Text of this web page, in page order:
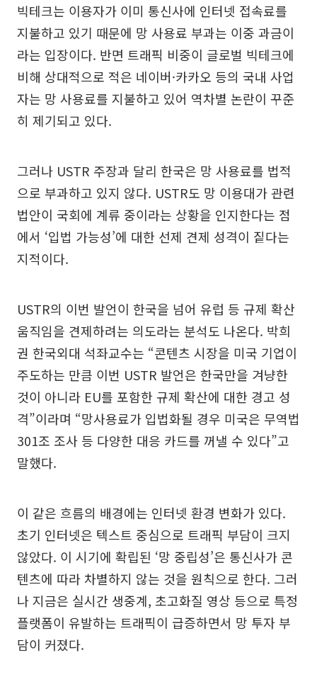
빅테크는 이용자가 이미 통신사에 인터넷 접속료를
지불하고 있기 때문에 망 사용료 부과는 이중 과금이
라는 입장이다. 반면 트래픽 비중이 글로벌 빅테크에
비해 상대적으로 적은 네이버·카카오 등의 국내 사업
자는 망 사용료를 지불하고 있어 역차별 논란이 꾸준
히 제기되고 있다.
그러나 USTR 주장과 달리 한국은 망 사용료를 법적
으로 부과하고 있지 않다. USTR도 망 이용대가 관련
법안이 국회에 계류 중이라는 상황을 인지한다는 점
에서 ‘입법 가능성’에 대한 선제 견제 성격이 짙다는
지적이다.
USTR의 이번 발언이 한국을 넘어 유럽 등 규제 확산
움직임을 견제하려는 의도라는 분석도 나온다. 박희
권 한국외대 석좌교수는 “콘텐츠 시장을 미국 기업이
주도하는 만큼 이번 USTR 발언은 한국만을 겨냥한
것이 아니라 EU를 포함한 규제 확산에 대한 경고 성
격”이라며 “망사용료가 입법화될 경우 미국은 무역법
301조 조사 등 다양한 대응 카드를 꺼낼 수 있다”고
말했다.
이 같은 흐름의 배경에는 인터넷 환경 변화가 있다.
초기 인터넷은 텍스트 중심으로 트래픽 부담이 크지
않았다. 이 시기에 확립된 ‘망 중립성’은 통신사가 콘
텐츠에 따라 차별하지 않는 것을 원칙으로 한다. 그러
나 지금은 실시간 생중계, 초고화질 영상 등으로 특정
플랫폼이 유발하는 트래픽이 급증하면서 망 투자 부
담이 커졌다.